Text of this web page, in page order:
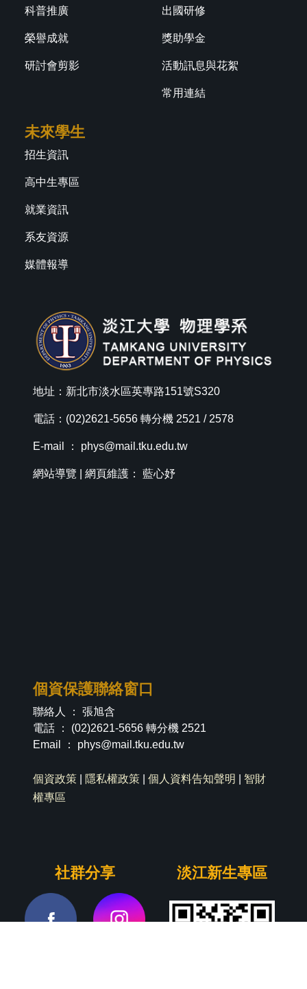
科普推廣
榮譽成就
研討會剪影
出國研修
獎助學金
活動訊息與花絮
常用連結
未來學生
招生資訊
高中生專區
就業資訊
系友資源
媒體報導
地址：新北市淡水區英專路151號S320
電話：(02)2621-5656 轉分機 2521 / 2578
E-mail ： phys@mail.tku.edu.tw
網站導覽 | 網頁維護： 藍心妤
個資保護聯絡窗口
聯絡人 ： 張旭含
電話 ： (02)2621-5656 轉分機 2521
Email ： phys@mail.tku.edu.tw
個資政策 隱私權政策 個人資料告知聲明
智財
權專區
社群分享 淡江新生專區